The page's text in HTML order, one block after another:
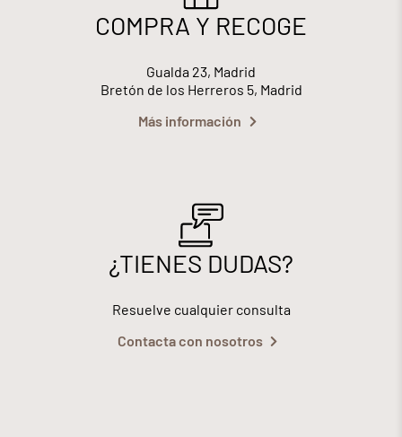
COMPRA Y RECOGE
Gualda 23, Madrid
Bretón de los Herreros 5, Madrid
Más información
¿TIENES DUDAS?
Resuelve cualquier consulta
Contacta con nosotros